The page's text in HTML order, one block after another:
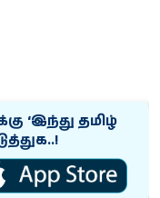
‘இந்து தமிழ்